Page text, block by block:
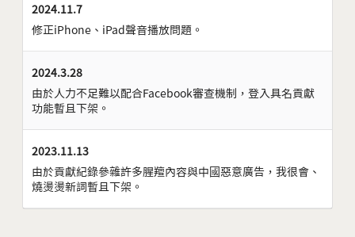
2024.11.7
修正iPhone、iPad聲音播放問題。
2024.3.28
由於人力不足難以配合Facebook審查機制，登入具名貢獻
功能暫且下架。
2023.11.13
由於貢獻紀錄參雜許多腥羶內容與中國惡意廣告，我很會、
燒燙燙新詞暫且下架。